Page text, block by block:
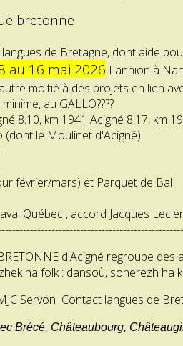
bretonne
de Bretagne, dont aide
au 16 mai 2026 Lannion à
moitié à des projets en lien
au GALLO????
8.10, km 1941 Acigné 8.17, km
le Moulinet d'Acignë)
février/mars) et Parquet de Bal
Québec , accord Jacques
NE d'Acigné regroupe des
ha folk : dansoù, sonerezh ha
Servon Contact langues de
Brécé, Châteaubourg,